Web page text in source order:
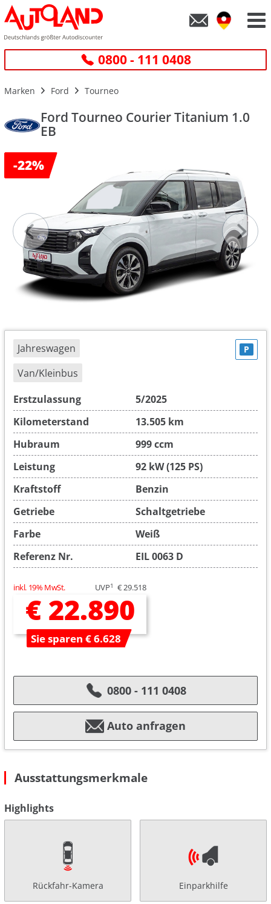
0800 - 111 0408
Marken Ford Tourneo
Ford Tourneo Courier Titanium 1.0
EB
-22%
Jahreswagen
Van/Kleinbus
P
Erstzulassung
5/2025
Kilometerstand
13.505 km
Hubraum
999 ccm
Leistung
92 kW (125 PS)
Kraftstoff
Benzin
Getriebe
Schaltgetriebe
Farbe
Weiß
Referenz Nr.
EIL 0063 D
inkl. 19% MwSt. UVP1 € 29.518
€ 22.890
Sie sparen € 6.628
0800 - 111 0408
Auto anfragen
Ausstattungsmerkmale
Highlights
Rückfahr-Kamera Einparkhilfe